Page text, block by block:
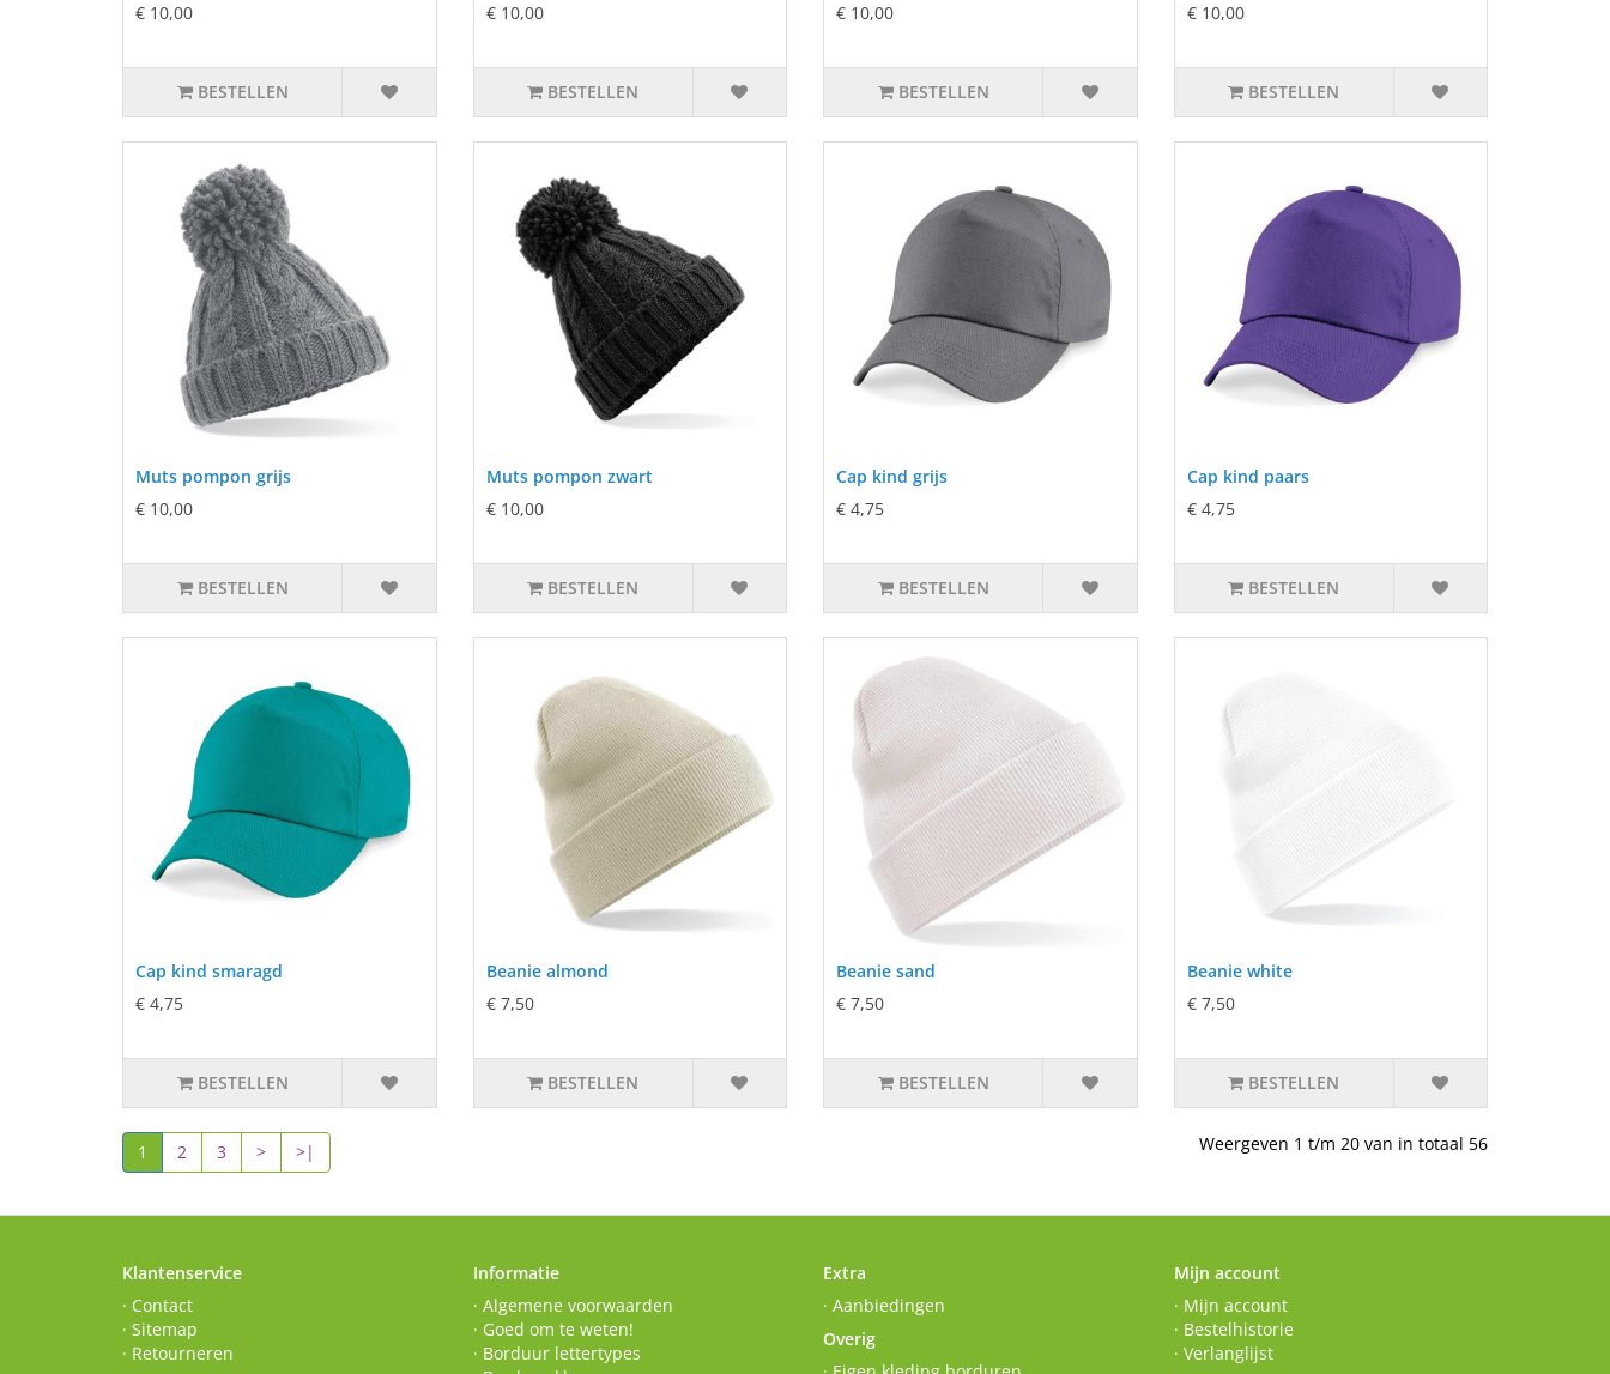
€ 10,00
BESTELLEN
€ 10,00
BESTELLEN
€ 10,00
BESTELLEN
€ 10,00
BESTELLEN
Muts pompon grijs
€ 10,00
BESTELLEN
Muts pompon zwart
€ 10,00
BESTELLEN
Cap kind grijs
€ 4,75
BESTELLEN
Cap kind paars
€ 4,75
BESTELLEN
Cap kind smaragd
€ 4,75
BESTELLEN
Beanie almond
€ 7,50
BESTELLEN
Beanie sand
€ 7,50
BESTELLEN
Beanie white
€ 7,50
BESTELLEN
1 2 3 > >| Weergeven 1 t/m 20 van in totaal 56
Klantenservice
· Contact
· Sitemap
· Retourneren
Informatie
· Algemene voorwaarden
· Goed om te weten!
· Borduur lettertypes
Extra
· Aanbiedingen
Overig
Mijn account
· Mijn account
· Bestelhistorie
· Verlanglijst